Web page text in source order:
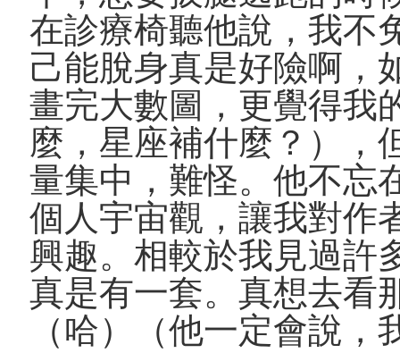
在診療椅聽他說，我不
己能脫身真是好險啊，
畫完大數圖，更覺得我
麼，星座補什麼？），
量集中，難怪。他不忘
個人宇宙觀，讓我對作
興趣。相較於我見過許
真是有一套。真想去看
（哈）（他一定會說